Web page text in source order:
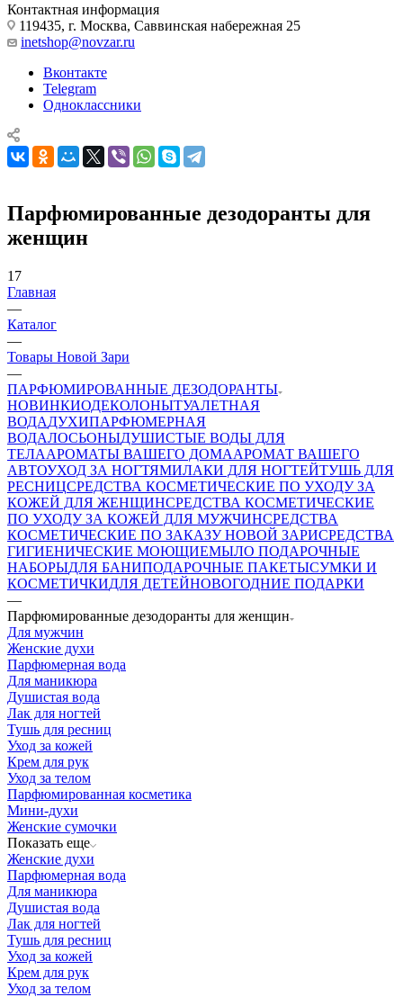
Контактная информация
119435, г. Москва, Саввинская набережная 25
inetshop@novzar.ru
Вконтакте
Telegram
Одноклассники
Парфюмированные дезодоранты для
женщин
17
Главная
—
Каталог
—
Товары Новой Зари
—
ПАРФЮМИРОВАННЫЕ ДЕЗОДОРАНТЫ
НОВИНКИОДЕКОЛОНЫТУАЛЕТНАЯ
ВОДАДУХИПАРФЮМЕРНАЯ
ВОДАЛОСЬОНЫДУШИСТЫЕ ВОДЫ ДЛЯ
ТЕЛААРОМАТЫ ВАШЕГО ДОМААРОМАТ ВАШЕГО
АВТОУХОД ЗА НОГТЯМИЛАКИ ДЛЯ НОГТЕЙТУШЬ ДЛЯ
РЕСНИЦСРЕДСТВА КОСМЕТИЧЕСКИЕ ПО УХОДУ ЗА
КОЖЕЙ ДЛЯ ЖЕНЩИНСРЕДСТВА КОСМЕТИЧЕСКИЕ
ПО УХОДУ ЗА КОЖЕЙ ДЛЯ МУЖЧИНСРЕДСТВА
КОСМЕТИЧЕСКИЕ ПО ЗАКАЗУ НОВОЙ ЗАРИСРЕДСТВА
ГИГИЕНИЧЕСКИЕ МОЮЩИЕМЫЛО ПОДАРОЧНЫЕ
НАБОРЫДЛЯ БАНИПОДАРОЧНЫЕ ПАКЕТЫСУМКИ И
КОСМЕТИЧКИДЛЯ ДЕТЕЙНОВОГОДНИЕ ПОДАРКИ
—
Парфюмированные дезодоранты для женщин
Для мужчин
Женские духи
Парфюмерная вода
Для маникюра
Душистая вода
Лак для ногтей
Тушь для ресниц
Уход за кожей
Крем для рук
Уход за телом
Парфюмированная косметика
Мини-духи
Женские сумочки
Показать еще
Женские духи
Парфюмерная вода
Для маникюра
Душистая вода
Лак для ногтей
Тушь для ресниц
Уход за кожей
Крем для рук
Уход за телом